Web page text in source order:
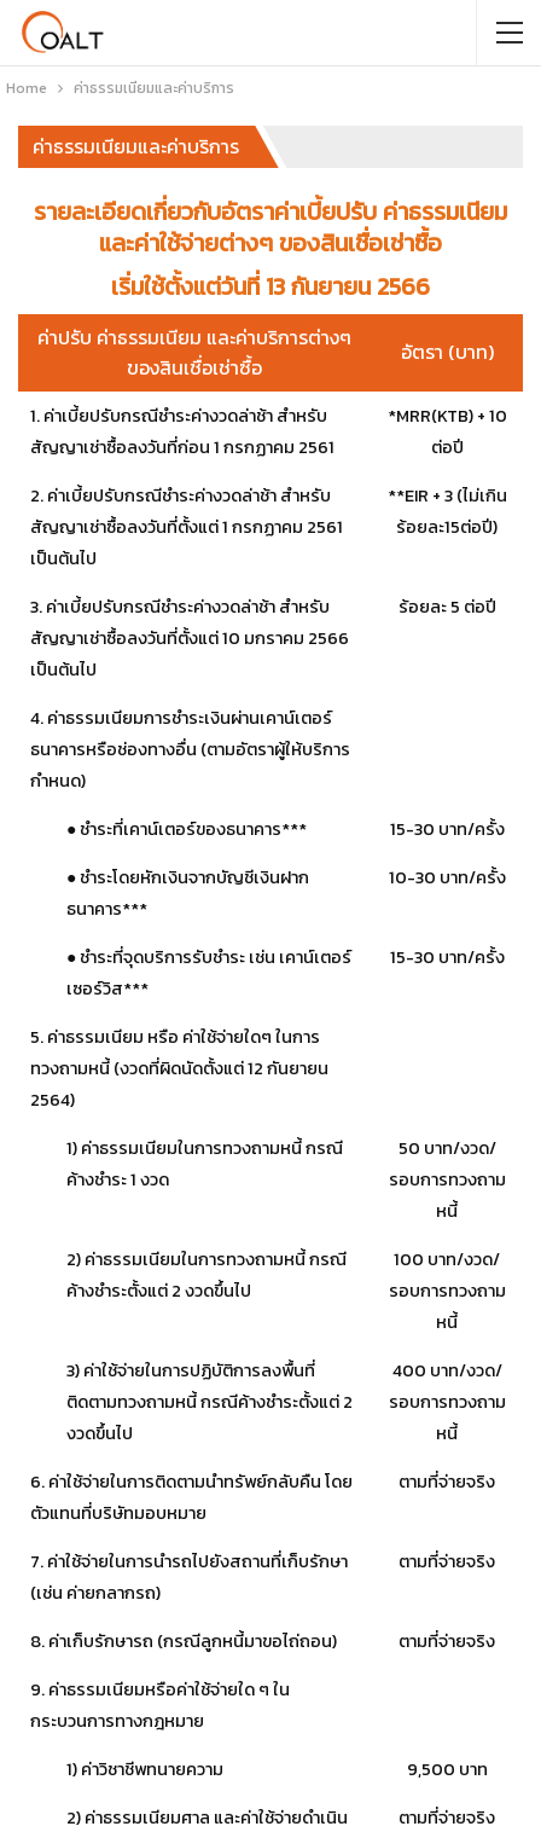
Home ค่าธรรมเนียมและค่าบริการ
ค่าธรรมเนียมและค่าบริการ
รายละเอียดเกี่ยวกับอัตราค่าเบี้ยปรับ ค่าธรรมเนียม
และค่าใช้จ่ายต่างๆ ของสินเชื่อเช่าซื้อ
เริ่มใช้ตั้งแต่วันที่ 13 กันยายน 2566
ค่าปรับ ค่าธรรมเนียม และค่าบริการต่างๆ
ของสินเชื่อเช่าซื้อ
อัตรา (บาท)
1. ค่าเบี้ยปรับกรณีชำระค่างวดล่าช้า สำหรับ
สัญญาเช่าซื้อลงวันที่ก่อน 1 กรกฏาคม 2561
*MRR(KTB) + 10
ต่อปี
2. ค่าเบี้ยปรับกรณีชำระค่างวดล่าช้า สำหรับ
สัญญาเช่าซื้อลงวันที่ตั้งแต่ 1 กรกฏาคม 2561
เป็นต้นไป
**EIR + 3 (ไม่เกิน
ร้อยละ15ต่อปี)
3. ค่าเบี้ยปรับกรณีชำระค่างวดล่าช้า สำหรับ
สัญญาเช่าซื้อลงวันที่ตั้งแต่ 10 มกราคม 2566
เป็นต้นไป
ร้อยละ 5 ต่อปี
4. ค่าธรรมเนียมการชำระเงินผ่านเคาน์เตอร์
ธนาคารหรือช่องทางอื่น (ตามอัตราผู้ให้บริการ
กำหนด)
● ชำระที่เคาน์เตอร์ของธนาคาร***
15-30 บาท/ครั้ง
● ชำระโดยหักเงินจากบัญชีเงินฝาก
ธนาคาร***
10-30 บาท/ครั้ง
● ชำระที่จุดบริการรับชำระ เช่น เคาน์เตอร์
เซอร์วิส***
15-30 บาท/ครั้ง
5. ค่าธรรมเนียม หรือ ค่าใช้จ่ายใดๆ ในการ
ทวงถามหนี้ (งวดที่ผิดนัดตั้งแต่ 12 กันยายน
2564)
1) ค่าธรรมเนียมในการทวงถามหนี้ กรณี
ค้างชำระ 1 งวด
50 บาท/งวด/
รอบการทวงถาม
หนี้
2) ค่าธรรมเนียมในการทวงถามหนี้ กรณี
ค้างชำระตั้งแต่ 2 งวดขึ้นไป
100 บาท/งวด/
รอบการทวงถาม
หนี้
3) ค่าใช้จ่ายในการปฏิบัติการลงพื้นที่
ติดตามทวงถามหนี้ กรณีค้างชำระตั้งแต่ 2
งวดขึ้นไป
400 บาท/งวด/
รอบการทวงถาม
หนี้
6. ค่าใช้จ่ายในการติดตามนำทรัพย์กลับคืน โดย
ตัวแทนที่บริษัทมอบหมาย
ตามที่จ่ายจริง
7. ค่าใช้จ่ายในการนำรถไปยังสถานที่เก็บรักษา
(เช่น ค่ายกลากรถ)
ตามที่จ่ายจริง
8. ค่าเก็บรักษารถ (กรณีลูกหนี้มาขอไถ่ถอน)
ตามที่จ่ายจริง
9. ค่าธรรมเนียมหรือค่าใช้จ่ายใด ๆ ใน
กระบวนการทางกฎหมาย
1) ค่าวิชาชีพทนายความ
9,500 บาท
2) ค่าธรรมเนียมศาล และค่าใช้จ่ายดำเนิน
ตามที่จ่ายจริง